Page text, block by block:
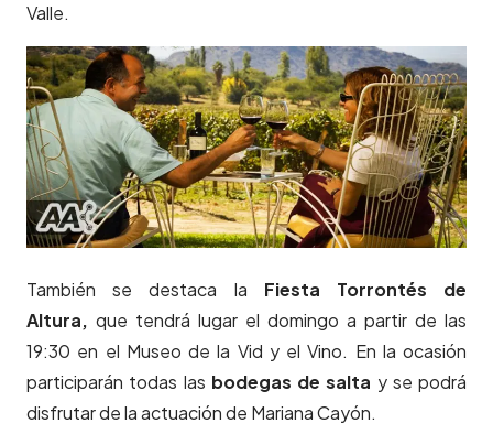
Valle.
También se destaca la Fiesta Torrontés de
Altura, que tendrá lugar el domingo a partir de las
19:30 en el Museo de la Vid y el Vino. En la ocasión
participarán todas las bodegas de salta y se podrá
disfrutar de la actuación de Mariana Cayón.